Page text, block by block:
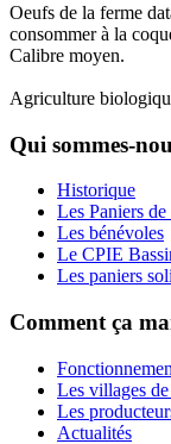
Oeufs de la ferme
consommer à la
Calibre moyen.
Agriculture
Qui sommes-
Historique
Les Paniers de
Les bénévoles
Le CPIE
Les paniers
Comment ça
Les villages
Les
Actualités